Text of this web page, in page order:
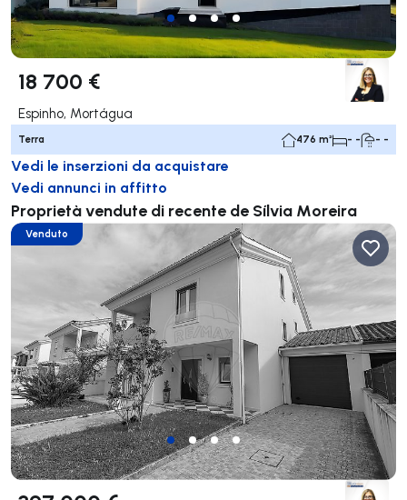
18 700 €
Espinho, Mortágua
Terra 476 m² - - - -
Vedi le inserzioni da acquistare
Vedi annunci in affitto
Proprietà vendute di recente de Sílvia Moreira
Venduto